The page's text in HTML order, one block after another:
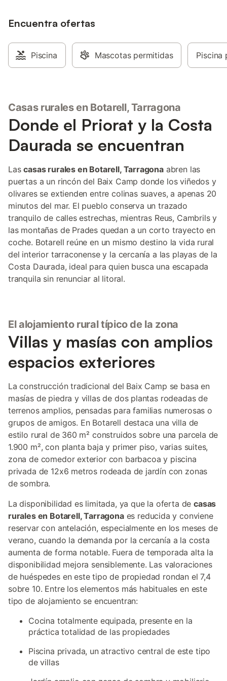
en diferentes ambientes. Con aire
doble. - Amplia cocina totalmente
equipada. - Dormitorio con 2 camas
individuales. - Cuarto de baño con
acondicionado. - Segunda suite de
matrimonio. Cuarto de baño con bañera.
Con aire acondicionado. - Tercer
dormitorio con cama de matrimonio. -
Cuarto de baño con bañera. Exterior: -
Gran piscina. - Bonito jardín con árboles y
barbacoa. INFORMACIÓN IMPORTANTE:
- Wifi incluido durante tu estancia. - Aire
acondicionado en el salón y en las 2
suites principales. - Toallas de piscina
incluidas. - Cambio de sábanas y
Encuentra ofertas
Piscina Mascotas permitidas Piscina
Casas rurales en Botarell, Tarragona
Donde el Priorat y la Costa
Daurada se encuentran
Lascasas rurales en Botarell, Tarragonaabren las
puertas a un rincón del Baix Camp donde los viñedos y
olivares se extienden entre colinas suaves, a apenas 20
minutos del mar. El pueblo conserva un trazado
tranquilo de calles estrechas, mientras Reus, Cambrils y
las montañas de Prades quedan a un corto trayecto en
coche. Botarell reúne en un mismo destino la vida rural
del interior tarraconense y la cercanía a las playas de la
Costa Daurada, ideal para quien busca una escapada
tranquila sin renunciar al litoral.
El alojamiento rural típico de la zona
Villas y masías con amplios
espacios exteriores
La construcción tradicional del Baix Camp se basa en
masías de piedra y villas de dos plantas rodeadas de
terrenos amplios, pensadas para familias numerosas o
grupos de amigos. En Botarell destaca una villa de
estilo rural de 360 m² construidos sobre una parcela de
1.900 m², con planta baja y primer piso, varias suites,
zona de comedor exterior con barbacoa y piscina
privada de 12x6 metros rodeada de jardín con zonas
de sombra.
La disponibilidad es limitada, ya que la oferta decasas
rurales en Botarell, Tarragonaes reducida y conviene
reservar con antelación, especialmente en los meses de
verano, cuando la demanda por la cercanía a la costa
aumenta de forma notable. Fuera de temporada alta la
disponibilidad mejora sensiblemente. Las valoraciones
de huéspedes en este tipo de propiedad rondan el 7,4
sobre 10. Entre los elementos más habituales en este
tipo de alojamiento se encuentran:
Cocina totalmente equipada, presente en la
práctica totalidad de las propiedades
Piscina privada, un atractivo central de este tipo
de villas